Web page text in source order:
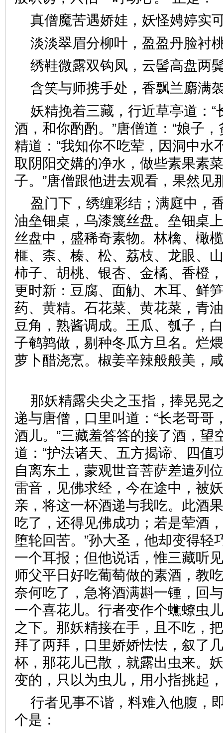
真僧魔苦遇娇娃，妖怪娉
淡淡翠眉分柳叶，盈盈丹
绣鞋微露双钩凤，云髻高
含笑与师携手处，香飘兰
妖精挽着三藏，行近草亭道：“
酒，和你酌酌。”唐僧道：“娘子
精道：“我知你不吃荤，因洞中水
取阴阳交媾的净水，做些素果素
子。”唐僧跟他进去观看，果
盈门下，绣缠彩结；满庭中，
油垒钿桌，乌漆篾丝盘。垒钿桌
丝盘中，盛稀奇素物。林檎、橄
榧、柰、榛、松、荔枝、龙眼、
柿子、胡桃、银杏、金橘、香橙
更时新：豆腐、面觔、木耳、鲜
药、黄精。石花菜、黄花菜，青
豆角，熟酱调成。王瓜、瓠子，
子鹌鹑做，剔种冬瓜方旦名。烂
萝卜醋浇烹。椒姜辛辣般般美
那妖精露尖尖之玉指，捧晃晃
递与唐僧，口里叫道：“长老哥哥
酒儿。”三藏羞答答的接了酒，望
道：“护法诸天、五方揭谛、四值
自离东土，蒙观世音菩萨差遣列
雷音，见佛求经，今在途中，被
亲，将这一杯酒递与我吃。此酒
吃了，还得见佛成功；若是荤酒
堕轮回苦。”孙大圣，他却变得轻
一个耳报；但他说话，惟三藏听
师父平日好吃葡萄做的素酒，教
奈何吃了，急将酒满斟一锺，回
一个喜花儿。行者变作个蟭蟟虫
之下。那妖精接在手，且不吃，
拜了两拜，口里娇娇怯怯，叙了
杯，那花儿已散，就露出虫来。
变的，只以为虫儿，用小指挑
行者见事不谐，料难入他腹，
个是：